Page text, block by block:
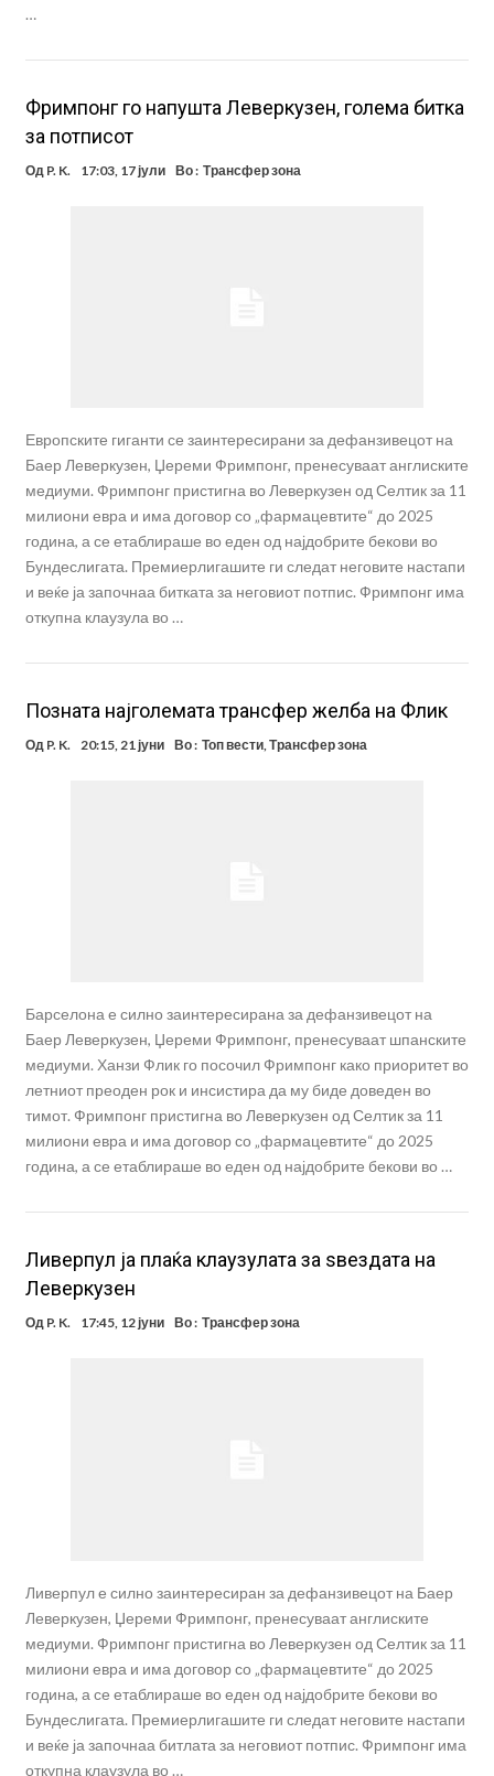
…
Фримпонг го напушта Леверкузен, голема битка
за потписот
Од P. K. 17:03, 17 јули Во : Трансфер зона
Европските гиганти се заинтересирани за дефанзивецот на
Баер Леверкузен, Џереми Фримпонг, пренесуваат англиските
медиуми. Фримпонг пристигна во Леверкузен од Селтик за 11
милиони евра и има договор со „фармацевтите“ до 2025
година, а се етаблираше во еден од најдобрите бекови во
Бундеслигата. Премиерлигашите ги следат неговите настапи
и веќе ја започнаа битката за неговиот потпис. Фримпонг има
откупна клаузула во …
Позната најголемата трансфер желба на Флик
Од P. K. 20:15, 21 јуни Во : Топ вести,Трансфер зона
Барселона е силно заинтересирана за дефанзивецот на
Баер Леверкузен, Џереми Фримпонг, пренесуваат шпанските
медиуми. Ханзи Флик го посочил Фримпонг како приоритет во
летниот преоден рок и инсистира да му биде доведен во
тимот. Фримпонг пристигна во Леверкузен од Селтик за 11
милиони евра и има договор со „фармацевтите“ до 2025
година, а се етаблираше во еден од најдобрите бекови во …
Ливерпул ја плаќа клаузулата за ѕвездата на
Леверкузен
Од P. K. 17:45, 12 јуни Во : Трансфер зона
Ливерпул е силно заинтересиран за дефанзивецот на Баер
Леверкузен, Џереми Фримпонг, пренесуваат англиските
медиуми. Фримпонг пристигна во Леверкузен од Селтик за 11
милиони евра и има договор со „фармацевтите“ до 2025
година, а се етаблираше во еден од најдобрите бекови во
Бундеслигата. Премиерлигашите ги следат неговите настапи
и веќе ја започнаа битлата за неговиот потпис. Фримпонг има
откупна клаузула во …